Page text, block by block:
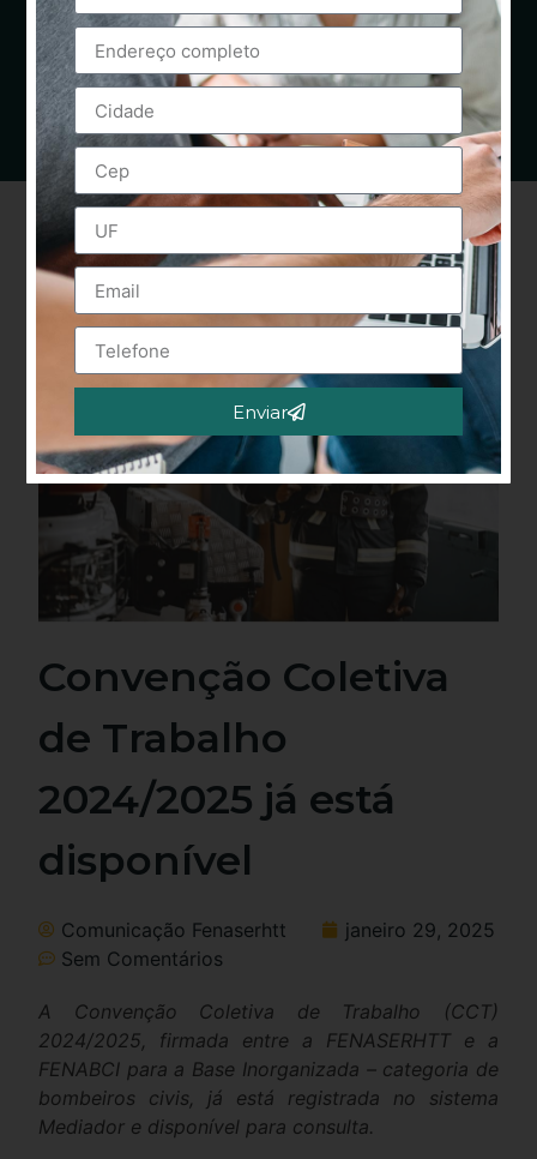
Convenção Coletiva
de Trabalho
2024/2025 já está
disponível
Comunicação Fenaserhtt
janeiro 29, 2025
Sem Comentários
A Convenção Coletiva de Trabalho (CCT)
2024/2025, firmada entre a FENASERHTT e a
FENABCI para a Base Inorganizada – categoria de
bombeiros civis, já está registrada no sistema
Mediador e disponível para consulta.
Enviar
Alternative: